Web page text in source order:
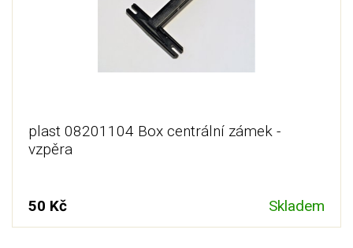
plast 08201104 Box centrální zámek -
vzpěra
50 Kč Skladem